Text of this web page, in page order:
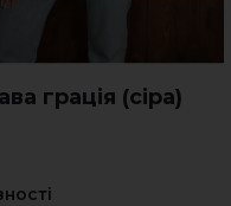
грація (сіра)